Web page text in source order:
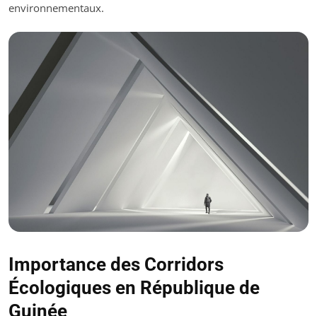
environnementaux.
Importance des Corridors
Écologiques en République de
Guinée